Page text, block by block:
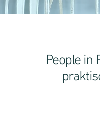
People in